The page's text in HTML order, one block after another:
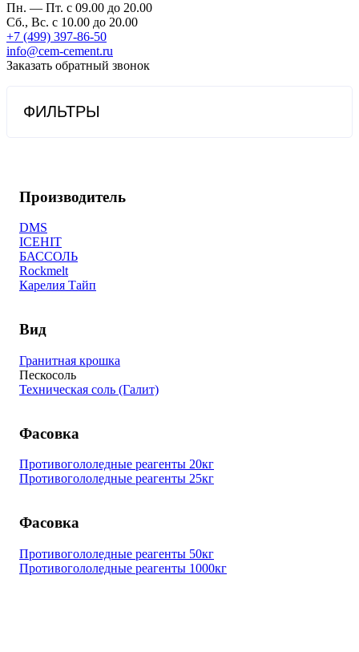
Пн. — Пт. с 09.00 до 20.00
Сб., Вс. с 10.00 до 20.00
+7 (499) 397-86-50
info@cem-cement.ru
Заказать обратный звонок
ФИЛЬТРЫ
Производитель
DMS
ICEHIT
БАССОЛЬ
Rockmelt
Карелия Тайп
Вид
Гранитная крошка
Пескосоль
Техническая соль (Галит)
Фасовка
Противогололедные реагенты 20кг
Противогололедные реагенты 25кг
Фасовка
Противогололедные реагенты 50кг
Противогололедные реагенты 1000кг